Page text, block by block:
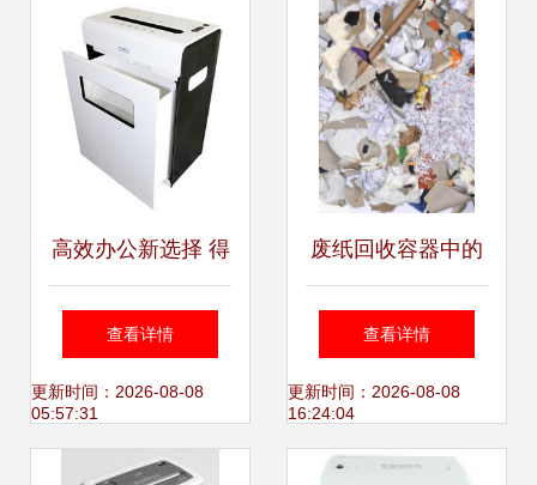
高效办公新选择 得
力9921碎纸机深度
体验
查看详情
更新时间：2026-08-08
05:57:31
废纸回收容器中的
秘密 创意纸张摄影
素材免费获取指南
查看详情
更新时间：2026-08-08
16:24:04